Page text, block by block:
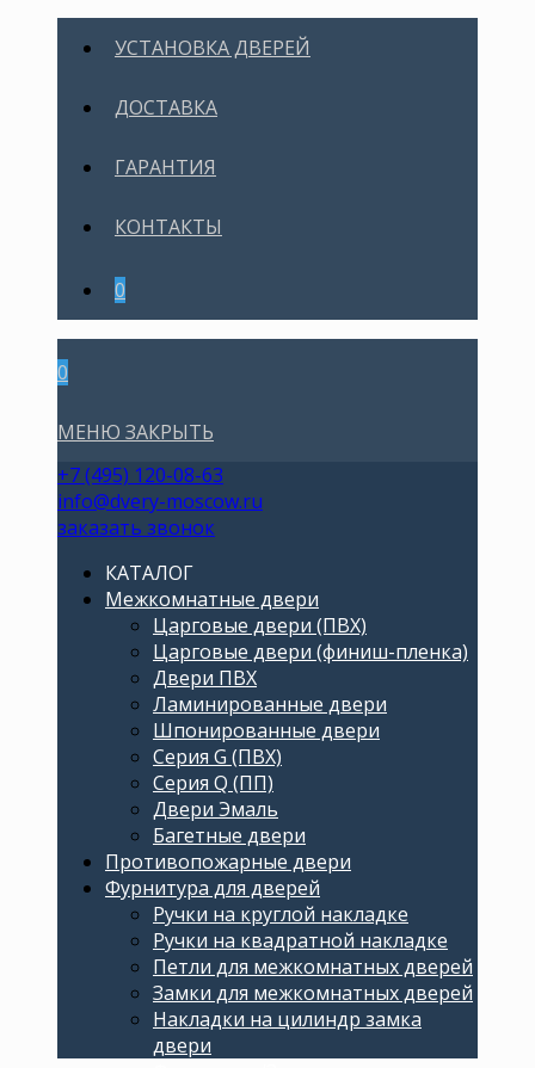
УСТАНОВКА ДВЕРЕЙ
ДОСТАВКА
ГАРАНТИЯ
КОНТАКТЫ
0
0
МЕНЮ ЗАКРЫТЬ
+7 (495) 120-08-63
info@dvery-moscow.ru
заказать звонок
КАТАЛОГ
Межкомнатные двери
Царговые двери (ПВХ)
Царговые двери (финиш-пленка)
Двери ПВХ
Ламинированные двери
Шпонированные двери
Серия G (ПВХ)
Серия Q (ПП)
Двери Эмаль
Багетные двери
Противопожарные двери
Фурнитура для дверей
Ручки на круглой накладке
Ручки на квадратной накладке
Петли для межкомнатных дверей
Замки для межкомнатных дверей
Накладки на цилиндр замка
двери